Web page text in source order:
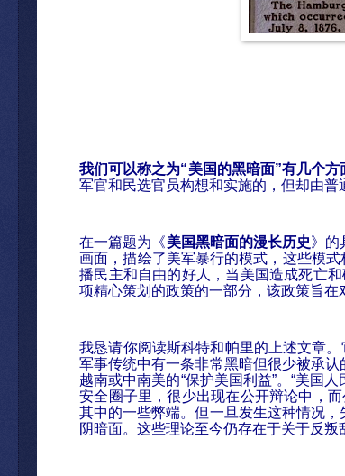
我们可以称之为“美国的黑暗面”有几个方
军官和民选官员构想和实施的，但却由
在一篇题为《美国黑暗面的漫长历史》的
画面，描绘了美军暴行的模式，这些模式
播民主和自由的好人，当美国造成死亡
项精心策划的政策的一部分，该政策旨
我恳请你阅读斯科特和帕里的上述文章
军事传统中有一条非常黑暗但很少被承
越南或中南美的“保护美国利益”。“美国人
安全圈子里，很少出现在公开辩论中，
其中的一些弊端。但一旦发生这种情况
阴暗面。这些理论至今仍存在于关于反